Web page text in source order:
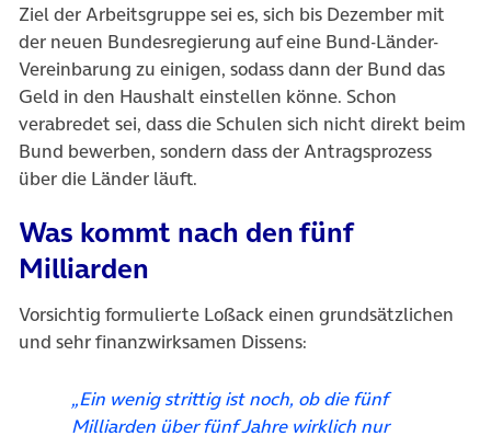
Ziel der Arbeitsgruppe sei es, sich bis Dezember mit
der neuen Bundesregierung auf eine Bund-Länder-
Vereinbarung zu einigen, sodass dann der Bund das
Geld in den Haushalt einstellen könne. Schon
verabredet sei, dass die Schulen sich nicht direkt beim
Bund bewerben, sondern dass der Antragsprozess
über die Länder läuft.
Was kommt nach den fünf
Milliarden
Vorsichtig formulierte Loßack einen grundsätzlichen
und sehr finanzwirksamen Dissens:
„Ein wenig strittig ist noch, ob die fünf
Milliarden über fünf Jahre wirklich nur